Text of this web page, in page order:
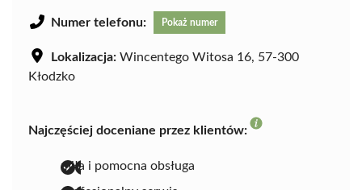
Numer telefonu: Pokaż numer
Lokalizacja: Wincentego Witosa 16, 57-300
Kłodzko
Najczęściej doceniane przez klientów:
miła i pomocna obsługa